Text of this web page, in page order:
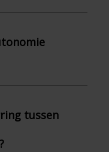
tussen